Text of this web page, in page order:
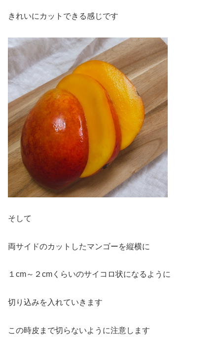
きれいにカットできる感じです
そして
両サイドのカットしたマンゴーを縦横に
１cm～２cmくらいのサイコロ状になるように
切り込みを入れていきます
この時皮まで切らないように注意します